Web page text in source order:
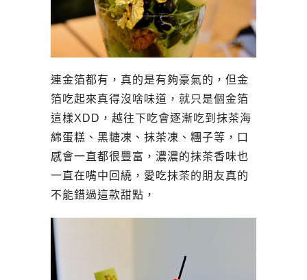
連金箔都有，真的是有夠豪氣的，但金
箔吃起來真得沒啥味道，就只是個金箔
這樣XDD，越往下吃會逐漸吃到抹茶海
綿蛋糕、黑糖凍、抹茶凍、糰子等，口
感會一直都很豐富，濃濃的抹茶香味也
一直在嘴中回繞，愛吃抹茶的朋友真的
不能錯過這款甜點，